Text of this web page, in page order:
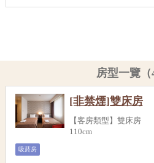
房型一覽（
[非禁煙]雙床房
【客房類型】雙床房
110cm
吸菸房